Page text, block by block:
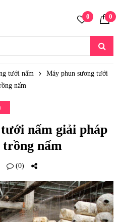
0 0
tưới nấm
Máy phun sương tưới
nấm
nấm giải pháp
trồng nấm
(0)